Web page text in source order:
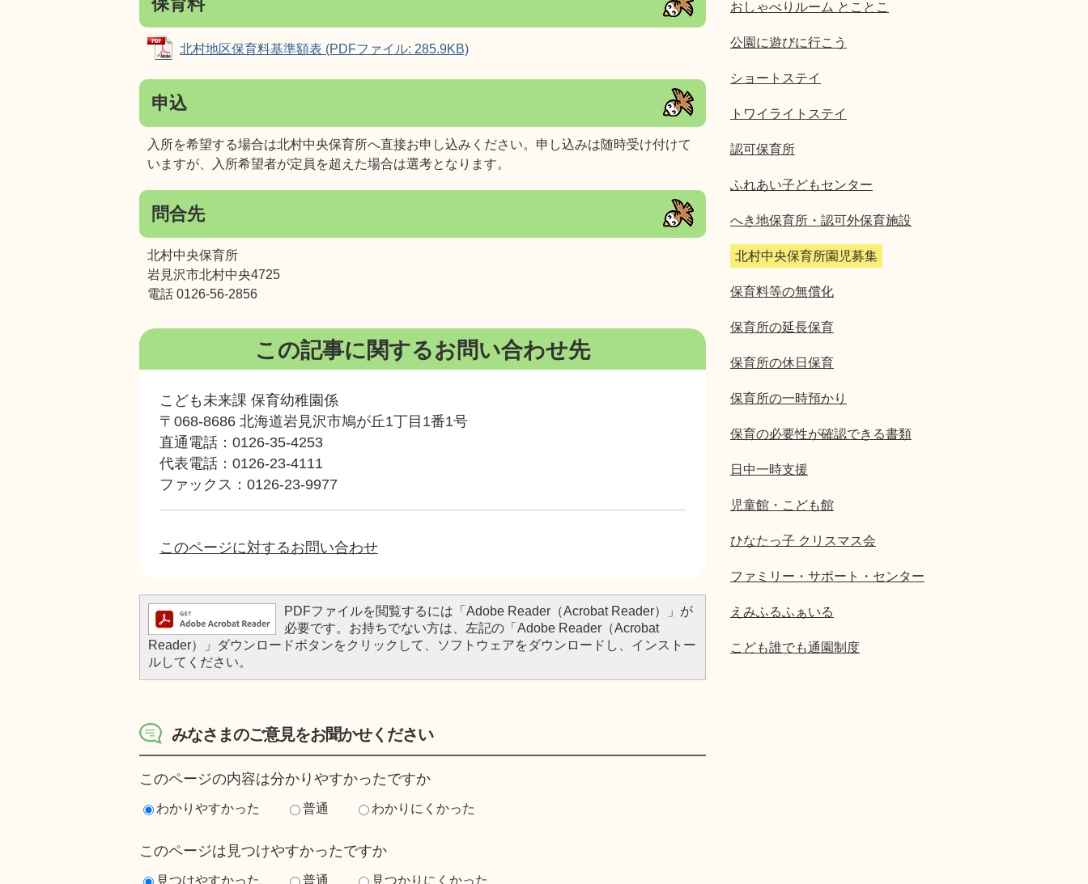
北村地区保育料基準額表 (PDFファイル: 285.9KB)
申込
入所を希望する場合は北村中央保育所へ直接お申し込みください。申し込みは随時受け付けて
いますが、入所希望者が定員を超えた場合は選考となります。
問合先
北村中央保育所
岩見沢市北村中央4725
電話 0126-56-2856
この記事に関するお問い合わせ先
こども未来課 保育幼稚園係
〒068-8686 北海道岩見沢市鳩が丘1丁目1番1号
直通電話：0126-35-4253
代表電話：0126-23-4111
ファックス：0126-23-9977
このページに対するお問い合わせ
PDFファイルを閲覧するには「Adobe Reader（Acrobat Reader）」が
必要です。お持ちでない方は、左記の「Adobe Reader（Acrobat
Reader）」ダウンロードボタンをクリックして、ソフトウェアをダウンロードし、インストー
ルしてください。
みなさまのご意見をお聞かせください
このページの内容は分かりやすかったですか
わかりやすかった 普通 わかりにくかった
このページは見つけやすかったですか
見つけやすかった 普通 見つかりにくかった
おしゃべりルーム とことこ
公園に遊びに行こう
ショートステイ
トワイライトステイ
認可保育所
ふれあい子どもセンター
へき地保育所・認可外保育施設
北村中央保育所園児募集
保育料等の無償化
保育所の延長保育
保育所の休日保育
保育所の一時預かり
保育の必要性が確認できる書類
日中一時支援
児童館・こども館
ひなたっ子 クリスマス会
ファミリー・サポート・センター
えみふるふぁいる
こども誰でも通園制度